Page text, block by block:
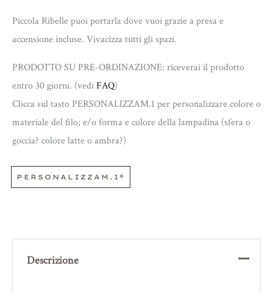
Piccola Ribelle puoi portarla dove vuoi grazie a presa e
accensione incluse. Vivacizza tutti gli spazi.
PRODOTTO SU PRE-ORDINAZIONE: riceverai il prodotto
entro 30 giorni. (vediFAQ)
Clicca sul tasto PERSONALIZZAM.1 per personalizzare colore o
materiale del filo; e/o forma e colore della lampadina (sfera o
goccia? colore latte o ambra?)
PERSONALIZZAM.1®
Descrizione